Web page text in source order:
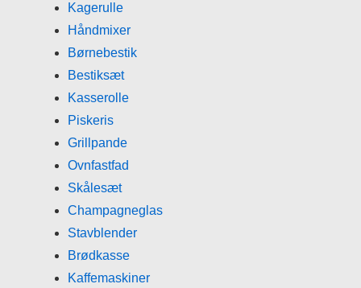
Kagerulle
Håndmixer
Børnebestik
Bestiksæt
Kasserolle
Piskeris
Grillpande
Ovnfastfad
Skålesæt
Champagneglas
Stavblender
Brødkasse
Kaffemaskiner